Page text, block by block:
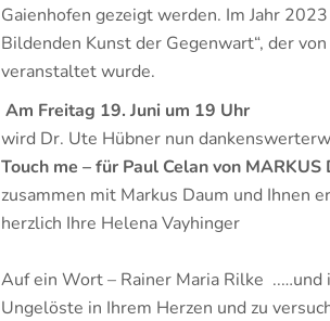
Gaienhofen gezeigt werden. Im Jahr
Bildenden Kunst der Gegenwart“, der
veranstaltet wurde.
Am Freitag 19. Juni um 19 Uhr
wird Dr. Ute Hübner nun
Touch me – für Paul Celan von MARKUS
zusammen mit Markus Daum und Ihnen
herzlich Ihre Helena Vayhinger
Auf ein Wort – Rainer Maria Rilke ..…und
Ungelöste in Ihrem Herzen und zu